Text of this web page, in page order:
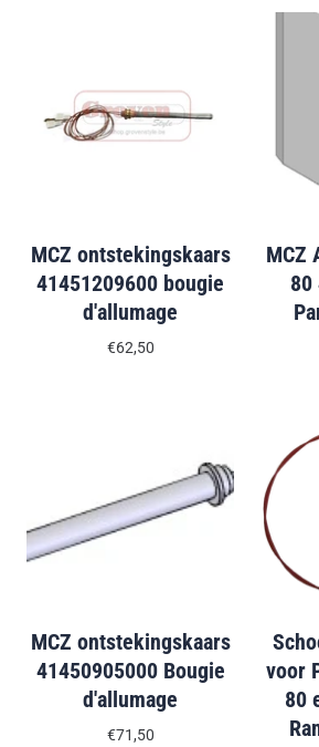
MCZ ontstekingskaars
41451209600 bougie
d'allumage
€62,50
MCZ
80
MCZ ontstekingskaars
41450905000 Bougie
d'allumage
€71,50
voor
80